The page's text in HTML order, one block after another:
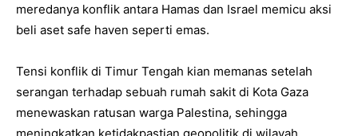
meredanya konflik antara Hamas dan Israel memicu aksi
beli aset safe haven seperti emas.
Tensi konflik di Timur Tengah kian memanas setelah
serangan terhadap sebuah rumah sakit di Kota Gaza
menewaskan ratusan warga Palestina, sehingga
meningkatkan ketidakpastian geopolitik di wilayah